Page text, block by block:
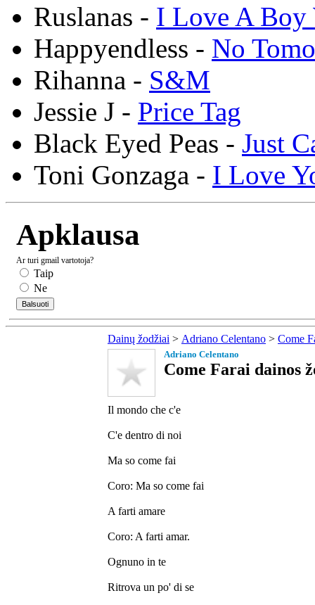
Ruslanas - I Love A Boy
Happyendless - No
Rihanna - S&M
Jessie J - Price Tag
Black Eyed Peas - Just
Toni Gonzaga - I Love
Apklausa
Ar turi gmail vartotoja?
Taip
Ne
Dainų žodžiai > Adriano Celentano > Come
Adriano Celentano
Come Farai dainos
Il mondo che c'e
C'e dentro di noi
Ma so come fai
Coro: Ma so come fai
A farti amare
Coro: A farti amar.
Ognuno in te
Ritrova un po' di se